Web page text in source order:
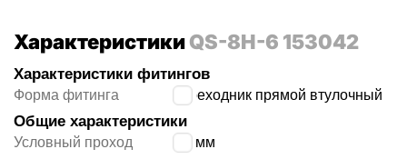
ХарактеристикиQS-8H-6 153042
Характеристики фитингов
Форма фитинга переходник прямой втулочный
Общие характеристики
Условный проход мм